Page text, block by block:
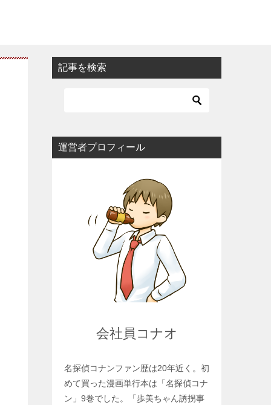
記事を検索
運営者プロフィール
会社員コナオ
名探偵コナンファン歴は20年近く。初
めて買った漫画単行本は「名探偵コナ
ン」9巻でした。「歩美ちゃん誘拐事